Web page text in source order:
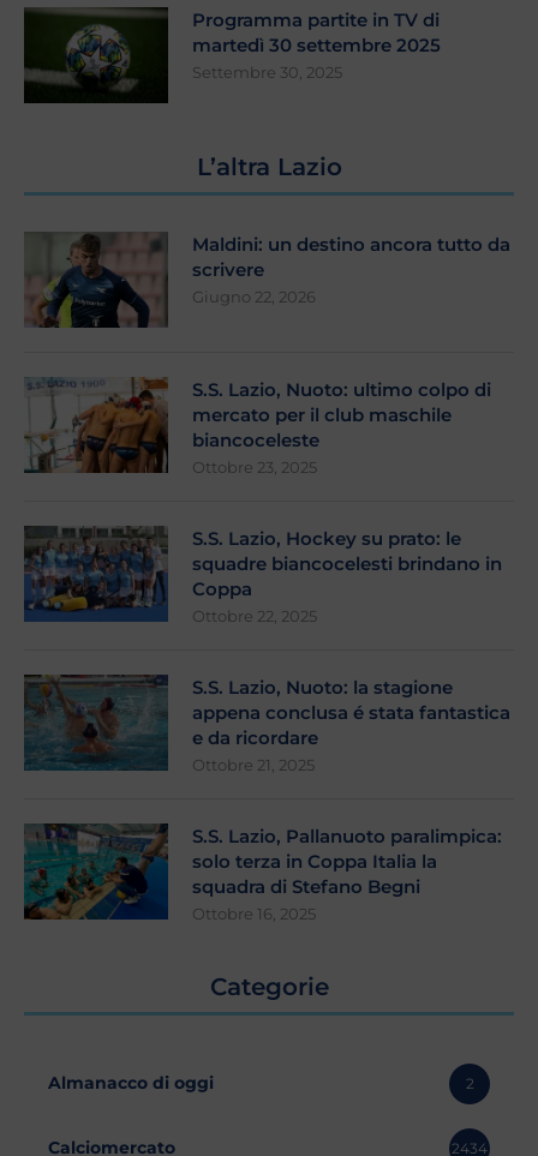
Programma partite in TV di
martedì 30 settembre 2025
Settembre 30, 2025
L’altra Lazio
Maldini: un destino ancora tutto da
scrivere
Giugno 22, 2026
S.S. Lazio, Nuoto: ultimo colpo di
mercato per il club maschile
biancoceleste
Ottobre 23, 2025
S.S. Lazio, Hockey su prato: le
squadre biancocelesti brindano in
Coppa
Ottobre 22, 2025
S.S. Lazio, Nuoto: la stagione
appena conclusa é stata fantastica
e da ricordare
Ottobre 21, 2025
S.S. Lazio, Pallanuoto paralimpica:
solo terza in Coppa Italia la
squadra di Stefano Begni
Ottobre 16, 2025
Categorie
Almanacco di oggi 2
Calciomercato 2434